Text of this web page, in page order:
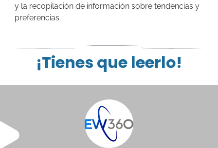
y la recopilación de información sobre tendencias y
preferencias.
¡Tienes que leerlo!